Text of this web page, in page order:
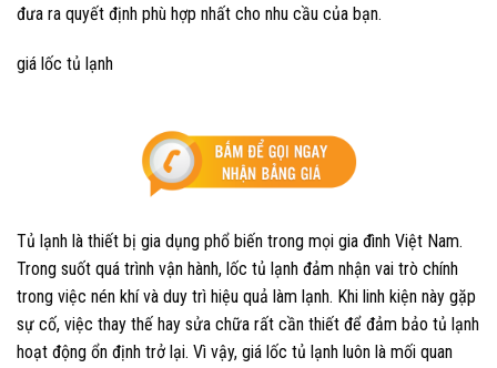
đưa ra quyết định phù hợp nhất cho nhu cầu của bạn.
giá lốc tủ lạnh
Tủ lạnh là thiết bị gia dụng phổ biến trong mọi gia đình Việt Nam.
Trong suốt quá trình vận hành, lốc tủ lạnh đảm nhận vai trò chính
trong việc nén khí và duy trì hiệu quả làm lạnh. Khi linh kiện này gặp
sự cố, việc thay thế hay sửa chữa rất cần thiết để đảm bảo tủ lạnh
hoạt động ổn định trở lại. Vì vậy, giá lốc tủ lạnh luôn là mối quan